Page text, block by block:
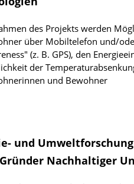
des Projekts werden
über Mobiltelefon und/
(z. B. GPS), den
der
und Bewohner
und
Nachhaltiger